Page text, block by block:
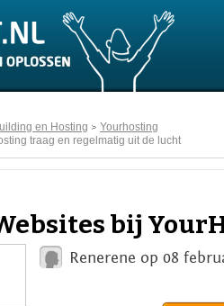
en Hosting
Yourhosting
traag en regelmatig uit de lucht
bij
Renerene op 08